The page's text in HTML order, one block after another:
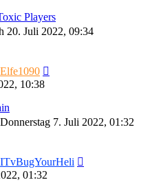
Players
20. Juli 2022, 09:34
Elfe1090
10:38
Donnerstag 7. Juli 2022, 01:32
ITvBugYourHeli
01:32